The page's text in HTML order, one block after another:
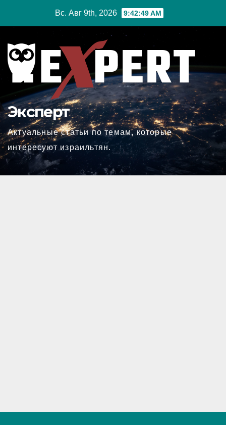
Вс. Авг 9th, 2026 9:42:50 AM
Эксперт
Актуальные статьи по темам, которые
интересуют израильтян.